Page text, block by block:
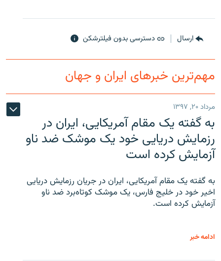
ارسال دسترسی بدون فیلترشکن
مهم‌ترین خبرهای ایران و جهان
مرداد ۲۰, ۱۳۹۷
به گفته یک مقام آمریکایی، ایران در
رزمایش دریایی خود یک موشک ضد ناو
آزمایش کرده است
به گفته یک مقام آمریکایی، ایران در جریان رزمایش دریایی
اخیر خود در خلیج فارس، یک موشک کوتاه‌برد ضد ناو
آزمایش کرده است.
ادامه خبر